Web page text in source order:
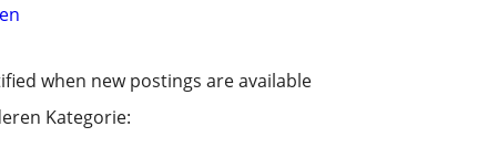
when new postings are available
Kategorie: